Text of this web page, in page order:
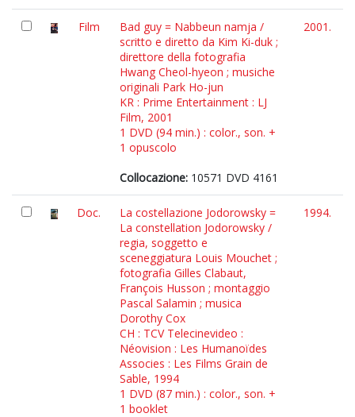
Film
Bad guy = Nabbeun namja /
scritto e diretto da Kim Ki-duk ;
direttore della fotografia
Hwang Cheol-hyeon ; musiche
originali Park Ho-jun
KR : Prime Entertainment : LJ
Film, 2001
1 DVD (94 min.) : color., son. +
1 opuscolo
Collocazione: 10571 DVD 4161
2001.
Doc.
La costellazione Jodorowsky =
La constellation Jodorowsky /
regia, soggetto e
sceneggiatura Louis Mouchet ;
fotografia Gilles Clabaut,
François Husson ; montaggio
Pascal Salamin ; musica
Dorothy Cox
CH : TCV Telecinevideo :
Néovision : Les Humanoïdes
Associes : Les Films Grain de
Sable, 1994
1 DVD (87 min.) : color., son. +
1 booklet
1994.